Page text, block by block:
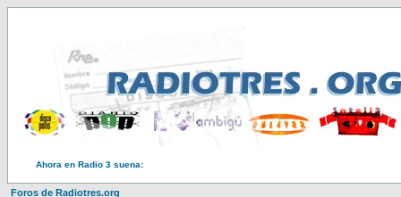
Ahora en Radio 3 suena:
Foros de Radiotres.org